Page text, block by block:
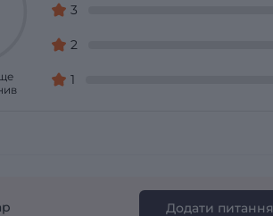
3
2
1
Додати питання